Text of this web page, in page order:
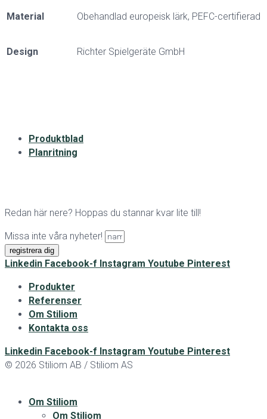
Material Obehandlad europeisk lärk, PEFC-certifierad
Design Richter Spielgeräte GmbH
Produktblad
Planritning
Redan här nere? Hoppas du stannar kvar lite till!
Missa inte våra nyheter!
registrera dig
Linkedin Facebook-f Instagram Youtube Pinterest
Produkter
Referenser
Om Stiliom
Kontakta oss
Linkedin Facebook-f Instagram Youtube Pinterest
© 2026 Stiliom AB / Stiliom AS
Om Stiliom
Om Stiliom